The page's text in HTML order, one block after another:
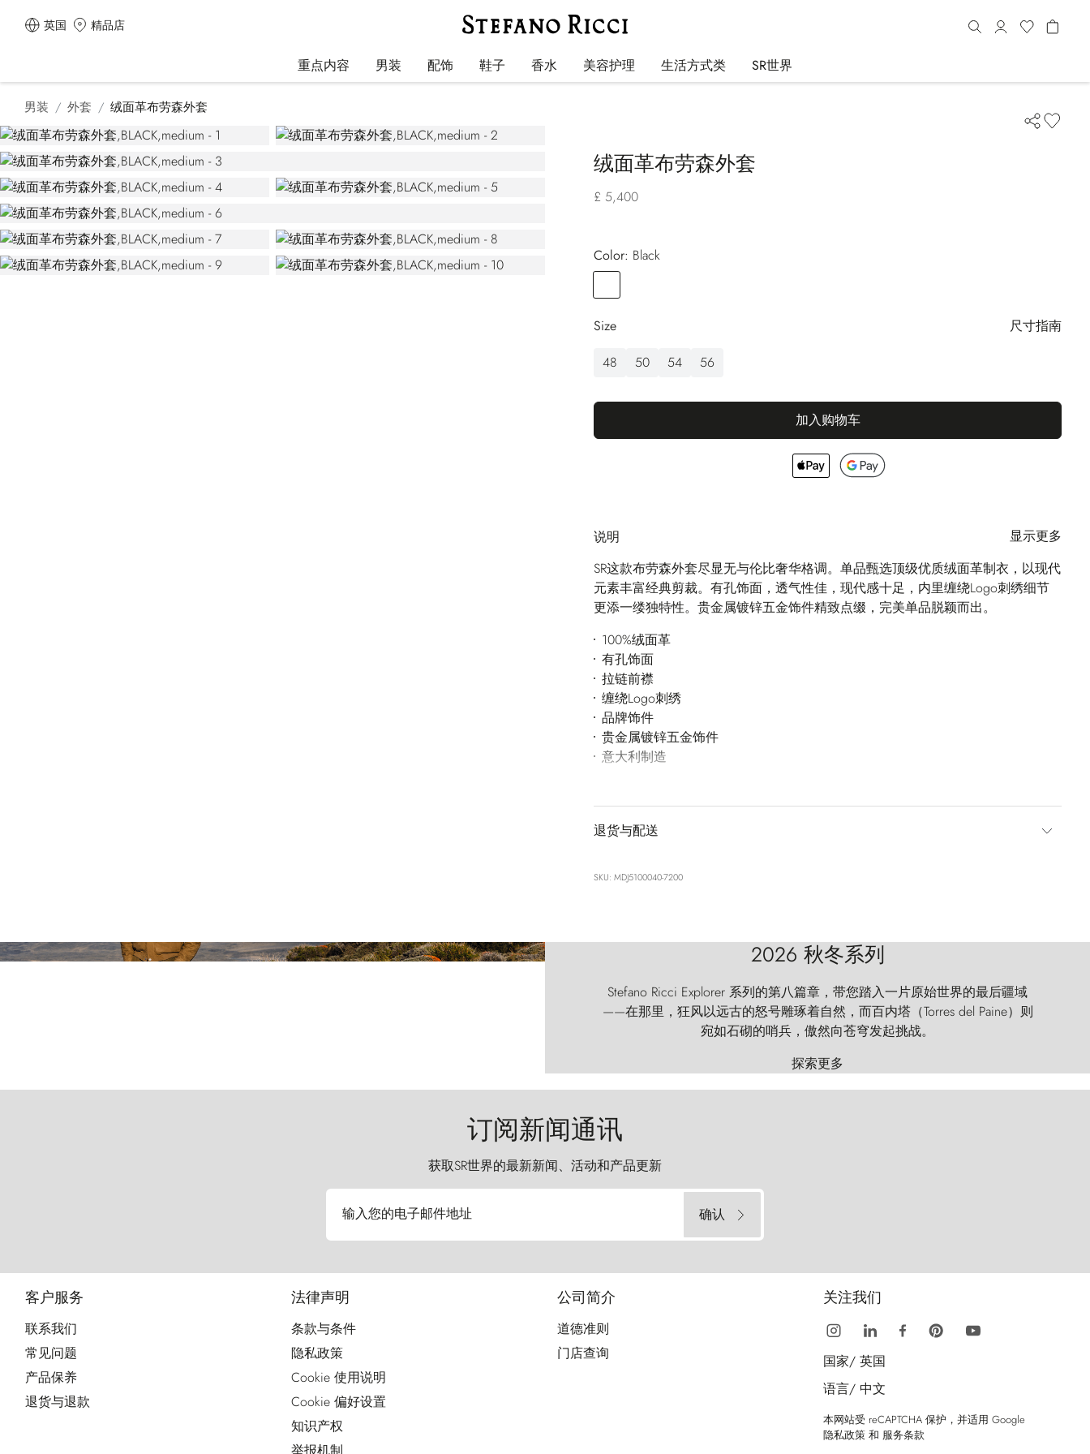
英国 精品店
重点内容 男装 配饰 鞋子 香水 美容护理 生活方式类 SR世界
男装 外套 绒面革布劳森外套
绒面革布劳森外套
£ 5,400
Color:
black
Size
尺寸指南
48
50 54 56
加入购物车
说明
显示更多
SR这款布劳森外套尽显无与伦比奢华格调。单品甄选顶级优质绒面革制衣，以现代
元素丰富经典剪裁。有孔饰面，透气性佳，现代感十足，内里缠绕Logo刺绣细节
更添一缕独特性。贵金属镀锌五金饰件精致点缀，完美单品脱颖而出。
100%绒面革
有孔饰面
拉链前襟
缠绕Logo刺绣
品牌饰件
贵金属镀锌五金饰件
意大利制造
退货与配送
SKU: MDJ5100040-7200
2026 秋冬系列
Stefano Ricci Explorer 系列的第八篇章，带您踏入一片原始世界的最后疆域
——在那里，狂风以远古的怒号雕琢着自然，而百内塔（Torres del Paine）则
宛如石砌的哨兵，傲然向苍穹发起挑战。
探索更多
订阅新闻通讯
获取SR世界的最新新闻、活动和产品更新
输入您的电子邮件地址 确认
客户服务
联系我们
常见问题
产品保养
退货与退款
法律声明
条款与条件
隐私政策
Cookie 使用说明
Cookie 偏好设置
知识产权
公司简介
道德准则
门店查询
关注我们
国家/ 英国
语言/ 中文
本网站受 reCAPTCHA 保护，并适用 Google
隐私政策 和 服务条款